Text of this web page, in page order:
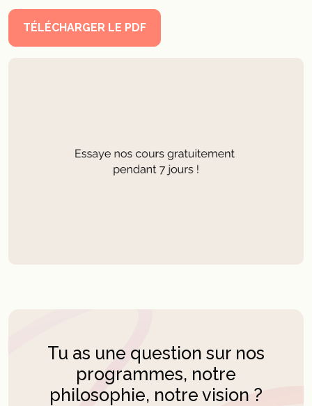
TÉLÉCHARGER LE PDF
Tu as une question sur nos
programmes, notre
philosophie, notre vision ?